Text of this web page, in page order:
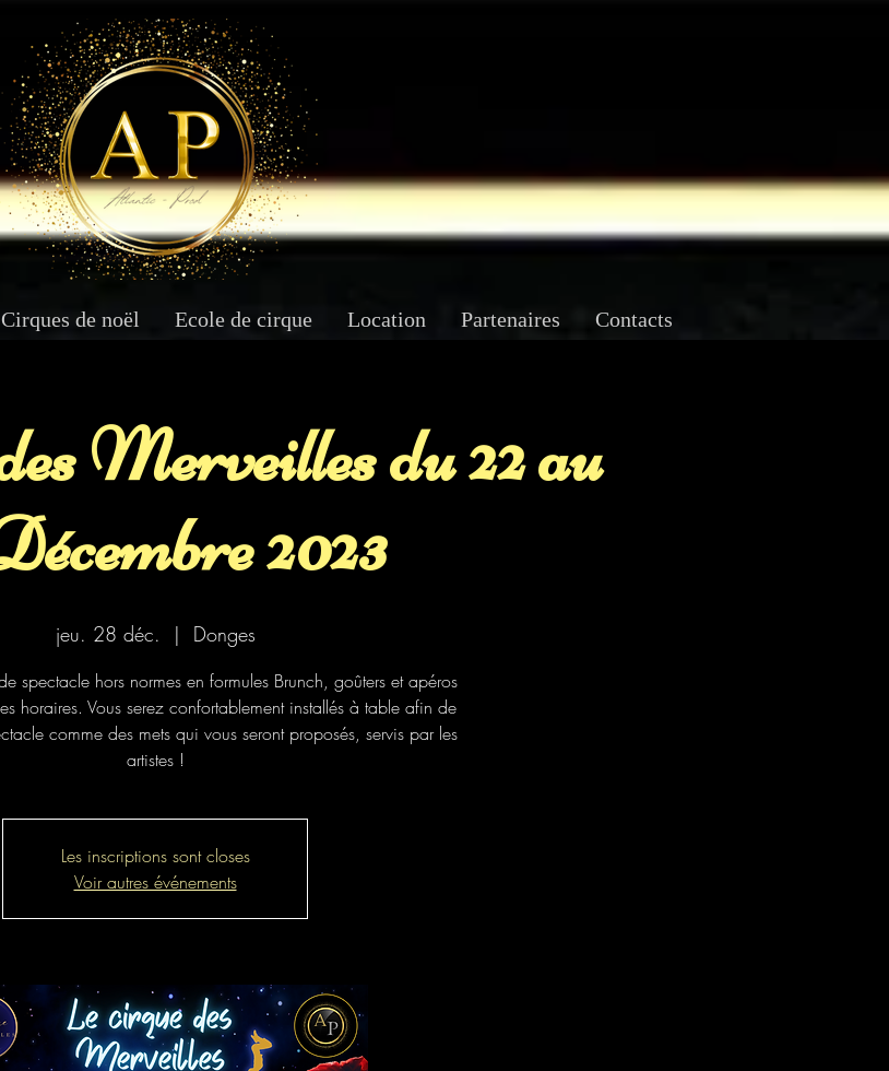
Cirques de noël Ecole de cirque Location Partenaires Contacts
Merveilles du 22 au
2023
jeu. 28 déc.
  |
Donges
spectacle hors normes en formules Brunch, goûters et apéros
horaires. Vous serez confortablement installés à table afin de
comme des mets qui vous seront proposés, servis par les
artistes !
Les inscriptions sont closes
Voir autres événements